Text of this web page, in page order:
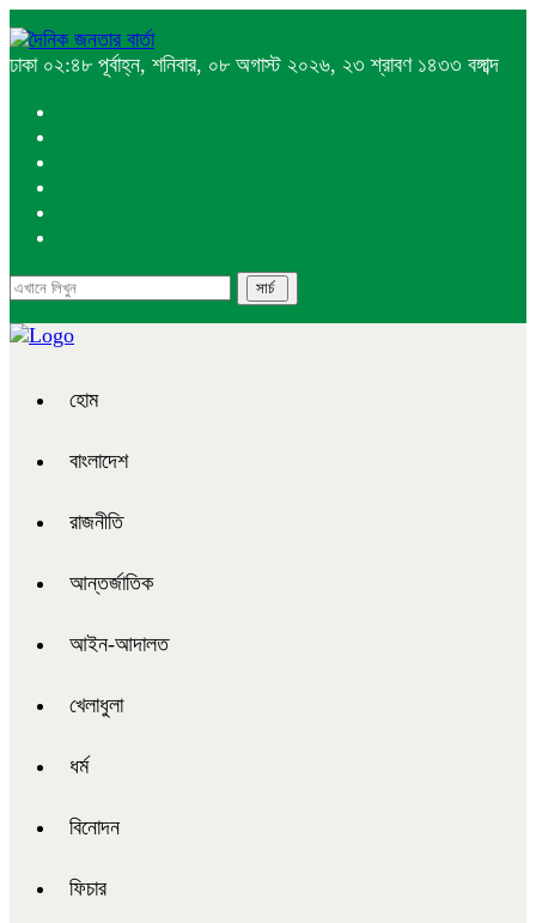
ঢাকা ০২:৪৮ পূর্বাহ্ন, শনিবার, ০৮ অগাস্ট ২০২৬, ২৩ শ্রাবণ ১৪৩৩ বঙ্গাব্দ
হোম
বাংলাদেশ
রাজনীতি
আন্তর্জাতিক
আইন-আদালত
খেলাধুলা
ধর্ম
বিনোদন
ফিচার